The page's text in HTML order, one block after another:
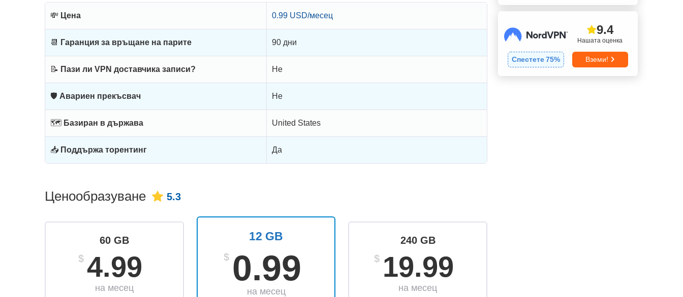
💸 Цена 0.99 USD/месец
📆 Гаранция за връщане на парите 90 дни
📝 Пази ли VPN доставчика записи? Не
🛡 Авариен прекъсвач Не
🗺 Базиран в държава United States
📥 Поддържа торентинг Да
Ценообразуване 5.3
12 GB
$ 0.99
на месец
60 GB
$ 4.99
на месец
240 GB
$ 19.99
на месец
Нашата оценка
9.4
Спестете75% Вземи!